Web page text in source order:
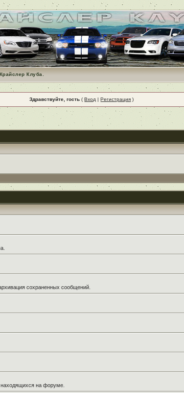
Клуба.
Здравствуйте, гость (Вход |Регистрация )
сохраненных сообщений.
находящихся на форуме.